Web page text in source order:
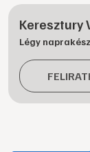
Keresztury
Légy